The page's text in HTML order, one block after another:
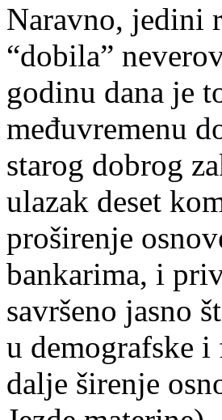
Naravno, jedini
“dobila”
godinu dana je
međuvremenu
starog dobrog
ulazak deset
proširenje
bankarima, i
savršeno jasno
u demografske
dalje širenje